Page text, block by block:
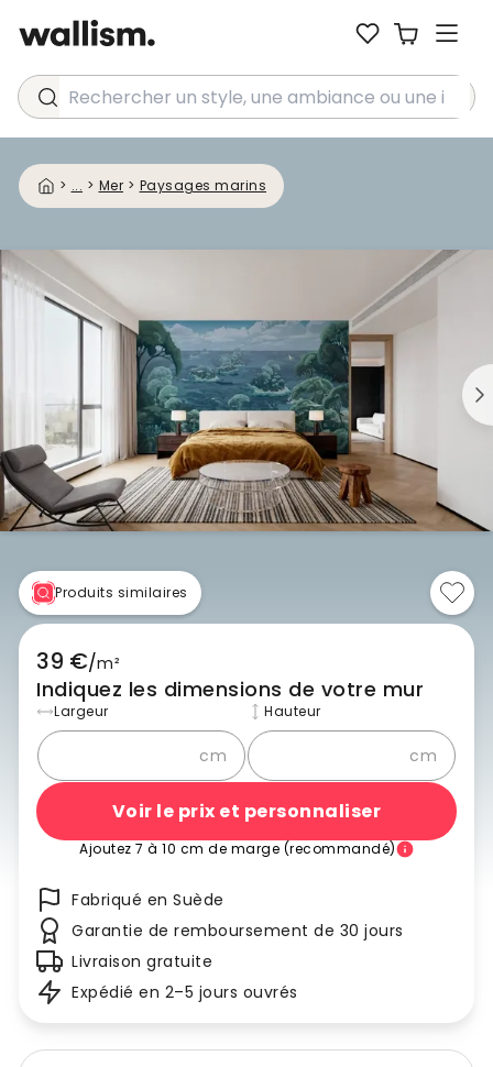
Rechercher un style, une ambiance ou une idée...
> ... > Mer > Paysages marins
Produits similaires
39 €/m²
Indiquez les dimensions de votre mur
Largeur
cm
Hauteur
cm
Voir le prix et personnaliser
Ajoutez 7 à 10 cm de marge (recommandé)
Fabriqué en Suède
Garantie de remboursement de 30 jours
Livraison gratuite
Expédié en 2–5 jours ouvrés